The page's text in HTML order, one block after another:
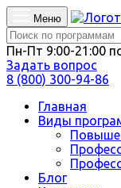
Меню
Пн-Пт 9:00-21:00
Задать вопрос
8 (800) 300-94-86
Главная
Виды
Блог